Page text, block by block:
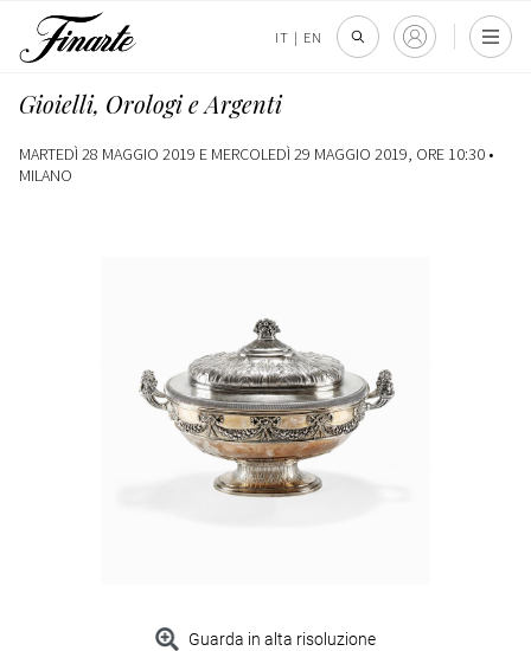
IT | EN
Gioielli, Orologi e Argenti
MARTEDÌ 28 MAGGIO 2019 E MERCOLEDÌ 29 MAGGIO 2019, ORE 10:30 •
MILANO
Guarda in alta risoluzione